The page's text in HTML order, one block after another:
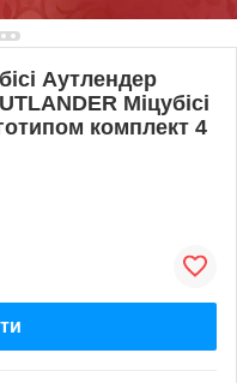
Аутлендер
Міцубісі
комплект 4